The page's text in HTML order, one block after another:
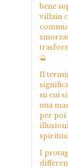
bene
villain
🔮
Il
su cui
una
per poi
I